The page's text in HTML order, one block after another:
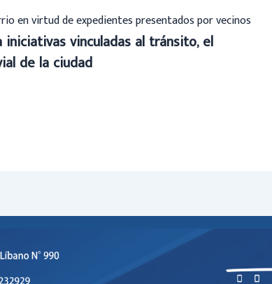
en virtud de expedientes presentados por vecinos
vinculadas al tránsito, el
de la ciudad